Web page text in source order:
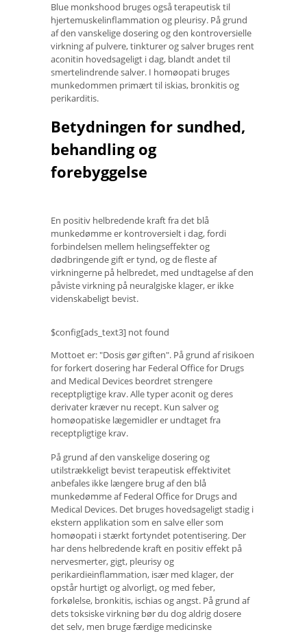
Blue monkshood bruges også terapeutisk til
hjertemuskelinflammation og pleurisy. På grund
af den vanskelige dosering og den kontroversielle
virkning af pulvere, tinkturer og salver bruges rent
aconitin hovedsageligt i dag, blandt andet til
smertelindrende salver. I homøopati bruges
munkedommen primært til iskias, bronkitis og
perikarditis.
Betydningen for sundhed,
behandling og
forebyggelse
En positiv helbredende kraft fra det blå
munkedømme er kontroversielt i dag, fordi
forbindelsen mellem helingseffekter og
dødbringende gift er tynd, og de fleste af
virkningerne på helbredet, med undtagelse af den
påviste virkning på neuralgiske klager, er ikke
videnskabeligt bevist.
$config[ads_text3] not found
Mottoet er: "Dosis gør giften". På grund af risikoen
for forkert dosering har Federal Office for Drugs
and Medical Devices beordret strengere
receptpligtige krav. Alle typer aconit og deres
derivater kræver nu recept. Kun salver og
homøopatiske lægemidler er undtaget fra
receptpligtige krav.
På grund af den vanskelige dosering og
utilstrækkeligt bevist terapeutisk effektivitet
anbefales ikke længere brug af den blå
munkedømme af Federal Office for Drugs and
Medical Devices. Det bruges hovedsageligt stadig i
ekstern applikation som en salve eller som
homøopati i stærkt fortyndet potentisering. Der
har dens helbredende kraft en positiv effekt på
nervesmerter, gigt, pleurisy og
perikardieinflammation, især med klager, der
opstår hurtigt og alvorligt, og med feber,
forkølelse, bronkitis, ischias og angst. På grund af
dets toksiske virkning bør du dog aldrig dosere
det selv, men bruge færdige medicinske